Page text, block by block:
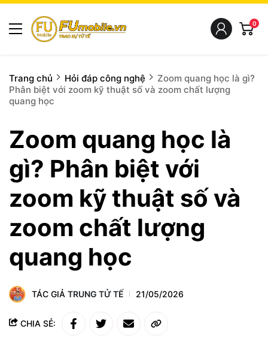
0
Trang chủ Hỏi đáp công nghệ
Zoom quang học là gì?
Phân biệt với zoom kỹ thuật số và zoom chất lượng
quang học
Zoom quang học là
gì? Phân biệt với
zoom kỹ thuật số và
zoom chất lượng
quang học
TÁC GIẢ TRUNG TỬ TẾ 21/05/2026
CHIA SẺ: